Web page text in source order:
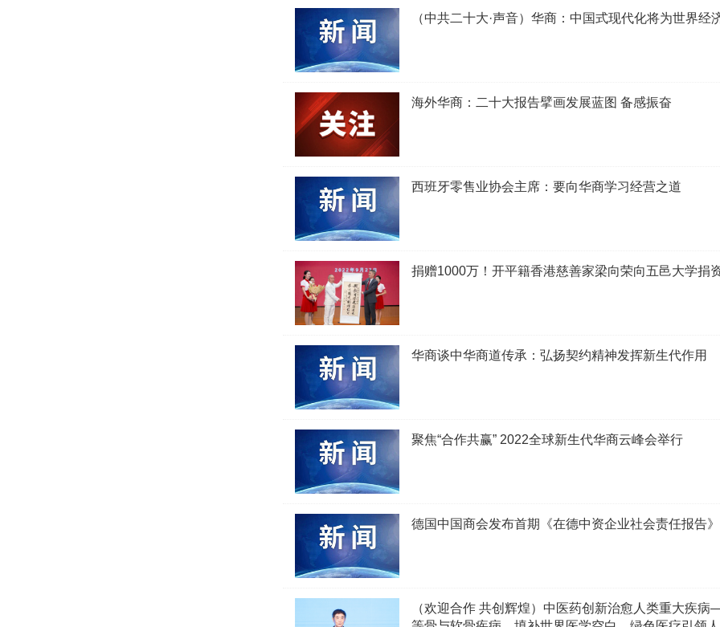
（中共二十大·声音）华商：中国式现代化将为世界经
海外华商：二十大报告擘画发展蓝图 备感振奋
西班牙零售业协会主席：要向华商学习经营之道
捐赠1000万！开平籍香港慈善家梁向荣向五邑大学捐
华商谈中华商道传承：弘扬契约精神发挥新生代作用
聚焦“合作共赢” 2022全球新生代华商云峰会举行
德国中国商会发布首期《在德中资企业社会责任报告》
（欢迎合作 共创辉煌）中医药创新治愈人类重大疾